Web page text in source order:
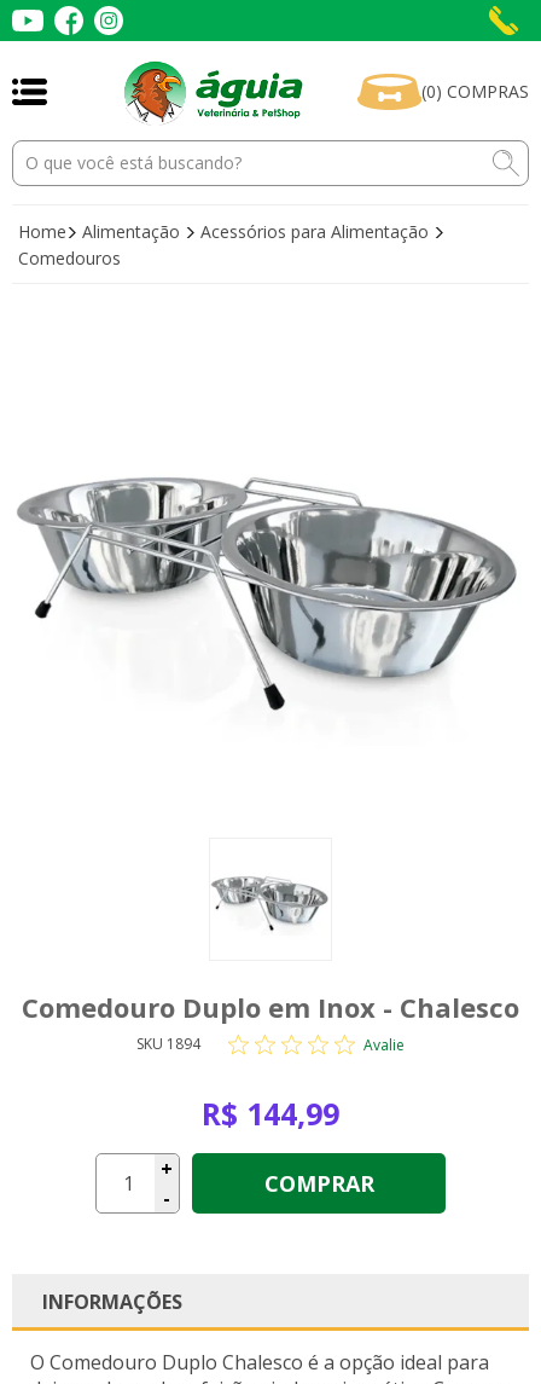
(0) COMPRAS
Home Alimentação
Acessórios para Alimentação
Comedouros
Comedouro Duplo em Inox - Chalesco
SKU 1894 Avalie
R$ 144,99
+
-
COMPRAR
INFORMAÇÕES
O Comedouro Duplo Chalesco é a opção ideal para